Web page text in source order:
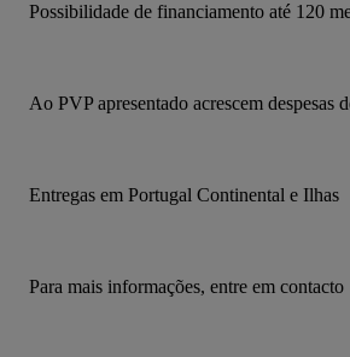
Possibilidade de financiamento até 120
Ao PVP apresentado acrescem despesas
Entregas em Portugal Continental e Ilhas
Para mais informações, entre em contacto